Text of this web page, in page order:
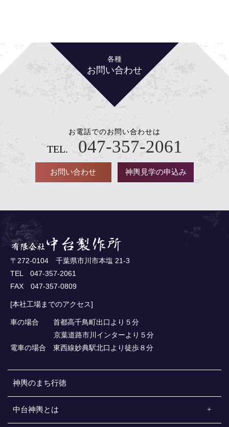
各種
お問い合わせ
お電話でのお問い合わせは
TEL. 047-357-2061
お問い合わせ 神輿見学の申込み
〒272-0104 千葉県市川市本塩 21-3
TEL 047-357-2061
FAX 047-357-0809
[本社工場までのアクセス]
車の場合 首都高千鳥町出口より５分
京葉道路市川インターより５分
電車の場合 東西線妙典駅北口より徒歩８分
神輿のまち行徳
中台神輿とは